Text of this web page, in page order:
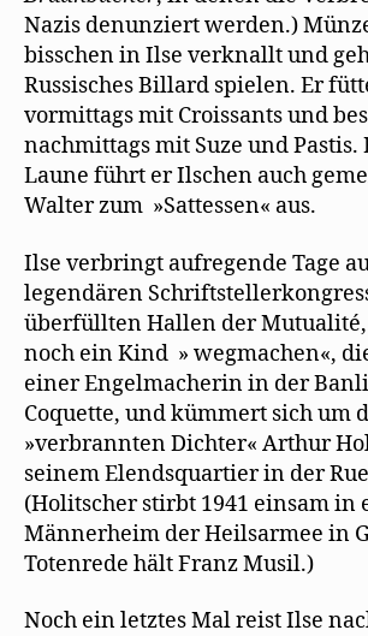
Nazis denunziert werden.)
bisschen in Ilse verknallt und
Russisches Billard spielen. Er
vormittags mit Croissants und
nachmittags mit Suze und Pastis.
Laune führt er Ilschen auch
Walter zum »Sattessen« aus.
Ilse verbringt aufregende Tage
legendären
überfüllten Hallen der Mutualité,
noch ein Kind » wegmachen«,
einer Engelmacherin in der
Coquette, und kümmert sich um
»verbrannten Dichter« Arthur
seinem Elendsquartier in der
(Holitscher stirbt 1941 einsam in
Männerheim der Heilsarmee in
Totenrede hält Franz Musil.)
Noch ein letztes Mal reist Ilse